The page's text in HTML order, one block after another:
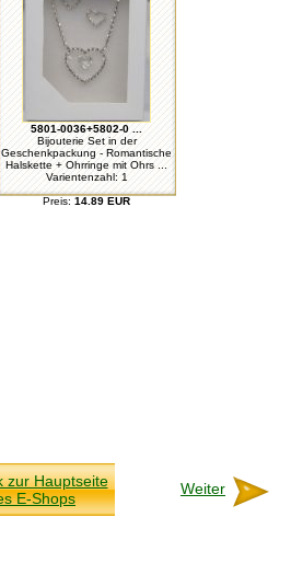
5801-0036+5802-0 ...
Bijouterie Set in der
Geschenkpackung - Romantische
Halskette + Ohrringe mit Ohrs ...
Varientenzahl: 1
Preis: 14.89 EUR
zur Hauptseite
E-Shops
Weiter